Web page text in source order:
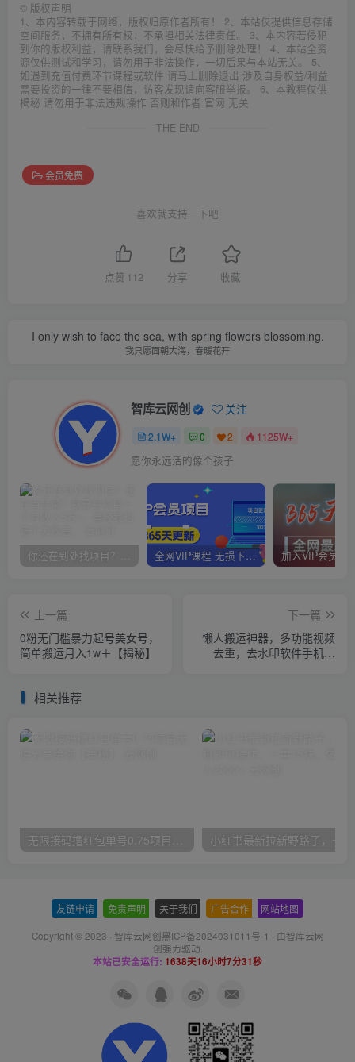
© 版权声明
1、本内容转载于网络，版权归原作者所有！ 2、本站仅提供信息存储
空间服务，不拥有所有权，不承担相关法律责任。 3、本内容若侵犯
到你的版权利益，请联系我们，会尽快给予删除处理！ 4、本站全资
源仅供测试和学习，请勿用于非法操作，一切后果与本站无关。 5、
如遇到充值付费环节课程或软件 请马上删除退出 涉及自身权益/利益
需要投资的一律不要相信，访客发现请向客服举报。 6、本教程仅供
揭秘 请勿用于非法违规操作 否则和作者 官网 无关
THE END
会员免费
喜欢就支持一下吧
点赞 112 分享 收藏
I only wish to face the sea, with spring flowers blossoming.
我只愿面朝大海，春暖花开
智库云网创 关注
2.1W+ 0 2 1125W+
愿你永远活的像个孩子
你还在到处找项目？还在当韭菜？我靠卖项目一个月收入5万+，曾经我也是个失败者。 全网VIP课程 无损下载~
上一篇
0粉无门槛暴力起号美女号，
简单搬运月入1w＋【揭秘】
下一篇
懒人搬运神器，多功能视频
去重，去水印软件手机版
相关推荐
无限接码撸红包单号0.75项目无偿分享给你【揭秘】
友链申请 免责声明 关于我们 广告合作 网站地图
Copyright © 2023 · 智库云网创黑ICP备2024031011号-1 · 由智库云网
创强力驱动.
本站已安全运行: 1638天16小时7分31秒